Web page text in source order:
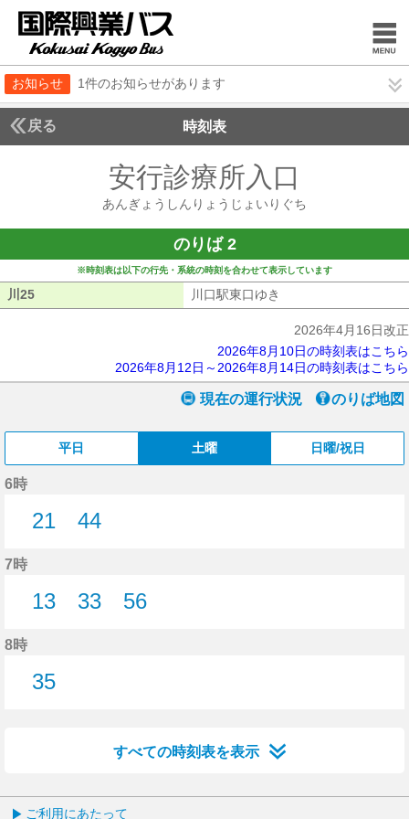
お知らせ 1件のお知らせがあります
戻る 時刻表
安行診療所入口
あんぎょうしんりょうじょいりぐち
のりば 2
※時刻表は以下の行先・系統の時刻を合わせて表示しています
川25 川口駅東口ゆき
2026年4月16日改正
2026年8月10日の時刻表はこちら
2026年8月12日～2026年8月14日の時刻表はこちら
現在の運行状況 のりば地図
平日 土曜 日曜/祝日
6時
21
44
7時
13
33
56
8時
35
すべての時刻表を表示
ご利用にあたって